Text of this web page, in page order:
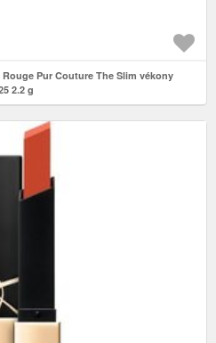
Pur Couture The Slim vékony
2.2 g